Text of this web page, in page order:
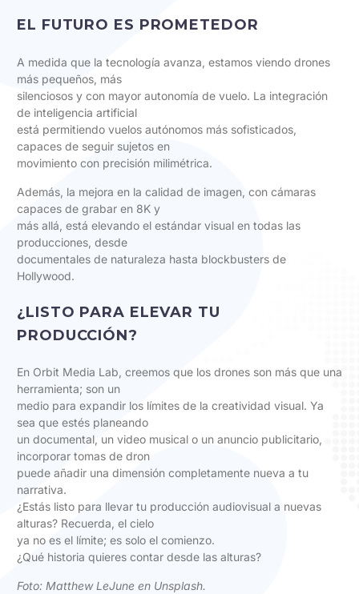
EL FUTURO ES PROMETEDOR
A medida que la tecnología avanza, estamos viendo drones
más pequeños, más
silenciosos y con mayor autonomía de vuelo. La integración
de inteligencia artificial
está permitiendo vuelos autónomos más sofisticados,
capaces de seguir sujetos en
movimiento con precisión milimétrica.
Además, la mejora en la calidad de imagen, con cámaras
capaces de grabar en 8K y
más allá, está elevando el estándar visual en todas las
producciones, desde
documentales de naturaleza hasta blockbusters de
Hollywood.
¿LISTO PARA ELEVAR TU
PRODUCCIÓN?
En Orbit Media Lab, creemos que los drones son más que una
herramienta; son un
medio para expandir los límites de la creatividad visual. Ya
sea que estés planeando
un documental, un video musical o un anuncio publicitario,
incorporar tomas de dron
puede añadir una dimensión completamente nueva a tu
narrativa.
¿Estás listo para llevar tu producción audiovisual a nuevas
alturas? Recuerda, el cielo
ya no es el límite; es solo el comienzo.
¿Qué historia quieres contar desde las alturas?
Foto: Matthew LeJune en Unsplash.